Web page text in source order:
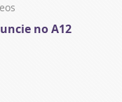
no A12